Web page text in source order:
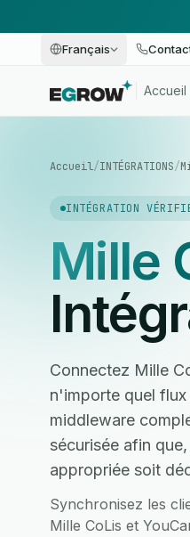
Français
Accueil
Accueil/INTÉGRATIONS/
INTÉGRATION
Mille
Connectez Mille
n'importe quel
middleware
sécurisée afin
appropriée soit
Synchronisez les
Mille CoLis et